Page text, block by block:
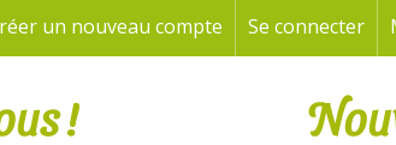
un nouveau compte Se connecter
!